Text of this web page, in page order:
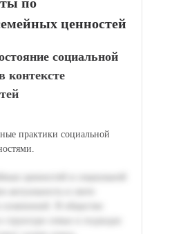
ценностей
социальной
контексте
практики социальной